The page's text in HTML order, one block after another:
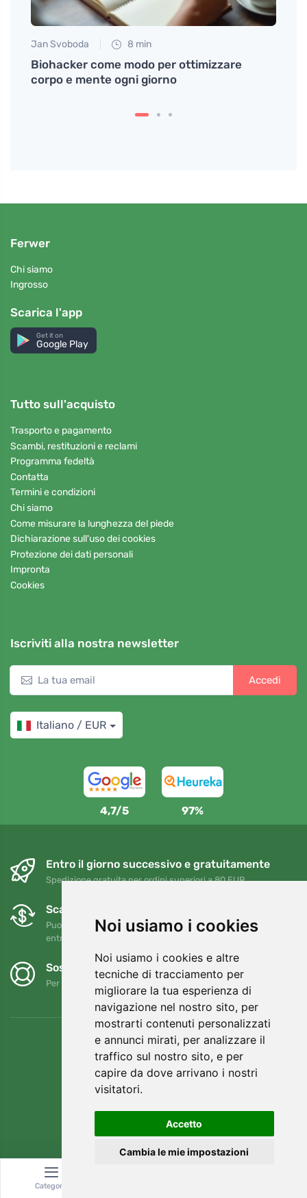
Noi usiamo i cookies
Noi usiamo i cookies e altre
tecniche di tracciamento per
migliorare la tua esperienza di
navigazione nel nostro sito, per
mostrarti contenuti personalizzati
e annunci mirati, per analizzare il
traffico sul nostro sito, e per
capire da dove arrivano i nostri
visitatori.
Accetto
Cambia le mie impostazioni
Jan Svoboda 8 min
Biohacker come modo per ottimizzare
corpo e mente ogni giorno
Ferwer
Chi siamo
Ingrosso
Scarica l'app
Get it on
Google Play
Tutto sull'acquisto
Trasporto e pagamento
Scambi, restituzioni e reclami
Programma fedeltà
Contatta
Termini e condizioni
Chi siamo
Come misurare la lunghezza del piede
Dichiarazione sull'uso dei cookies
Protezione dei dati personali
Impronta
Cookies
Iscriviti alla nostra newsletter
Accedi
Italiano / EUR
4,7/5 97%
Entro il giorno successivo e gratuitamente
Spedizione gratuita per ordini superiori a 80 EUR
Scambi e resi gratuiti
Puoi restituire o cambiare il tuo ordine in qualsiasi momento
entro 90 giorni
Sosteniamo Trees.org
Per ogni ordine piantiamo un albero! Leggi di più
Categoria